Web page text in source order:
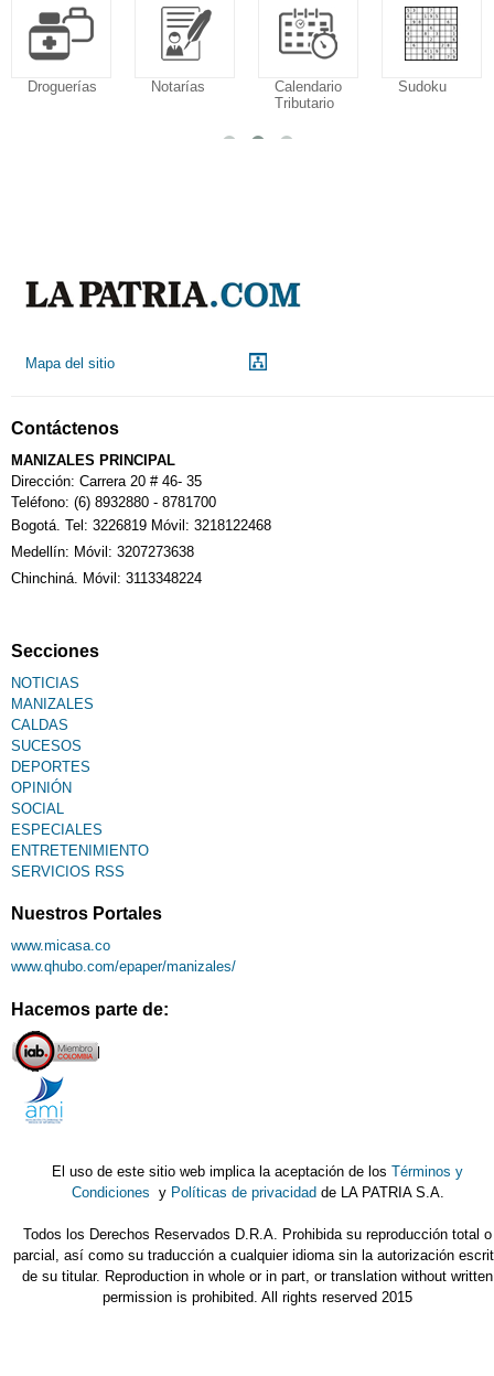
Droguerías Notarías
Calendario
Tributario
Sudoku
Mapa del sitio
Contáctenos
MANIZALES PRINCIPAL
Dirección: Carrera 20 # 46- 35
Teléfono: (6) 8932880 - 8781700
Bogotá. Tel: 3226819 Móvil: 3218122468
Medellín: Móvil: 3207273638
Chinchiná. Móvil: 3113348224
Secciones
NOTICIAS
MANIZALES
CALDAS
SUCESOS
DEPORTES
OPINIÓN
SOCIAL
ESPECIALES
ENTRETENIMIENTO
SERVICIOS RSS
Nuestros Portales
www.micasa.co
www.qhubo.com/epaper/manizales/
Hacemos parte de:
El uso de este sitio web implica la aceptación de losTérminos y
Condiciones y Políticas de privacidad de LA PATRIA S.A.
Todos los Derechos Reservados D.R.A. Prohibida su reproducción total o
parcial, así como su traducción a cualquier idioma sin la autorización
de su titular. Reproduction in whole or in part, or translation without written
permission is prohibited. All rights reserved 2015